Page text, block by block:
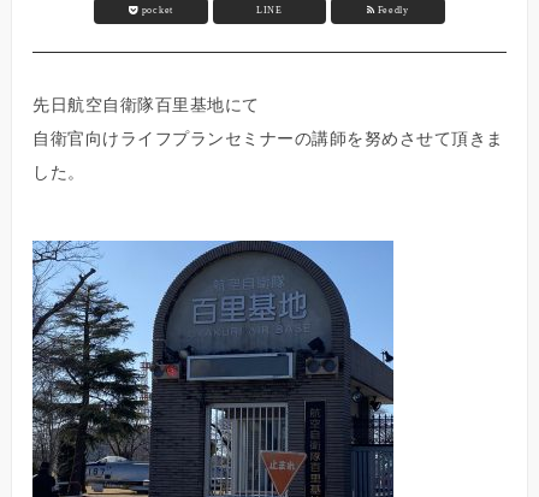
pocket LINE Feedly
先日航空自衛隊百里基地にて
自衛官向けライフプランセミナーの講師を努めさせて頂きま
した。